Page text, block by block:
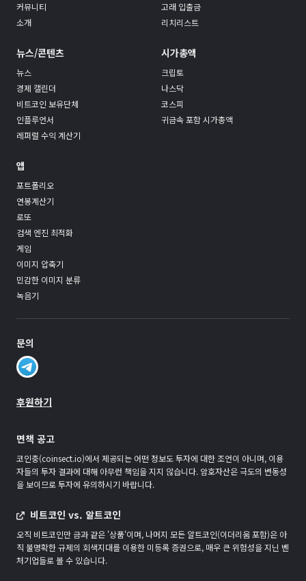
커뮤니티
소개
고래 입출금
리치리스트
뉴스/콘텐츠
뉴스
경제 캘린더
비트코인 보유단체
인플루언서
레퍼럴 수익 계산기
시가총액
크립토
나스닥
코스피
귀금속 포함 시가총액
앱
포트폴리오
연봉계산기
로또
검색 엔진 최적화
게임
이미지 압축기
민감한 이미지 분류
녹음기
문의
후원하기
면책 공고
코인충(coinsect.io)에서 제공되는 어떤 정보도 투자에 대한 조언이 아니며, 이용
자들의 투자 결과에 대해 아무런 책임을 지지 않습니다. 암호자산은 극도의 변동성
을 보이므로 투자에 유의하시기 바랍니다.
비트코인 vs. 알트코인
오직 비트코인만 금과 같은 '상품'이며, 나머지 모든 알트코인(이더리움 포함)은 아
직 불명확한 규제의 회색지대를 이용한 미등록 증권으로, 매우 큰 위험성을 지닌 벤
처기업들로 볼 수 있습니다.